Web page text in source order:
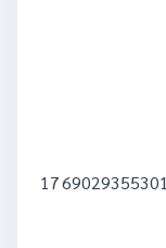
1769029355301